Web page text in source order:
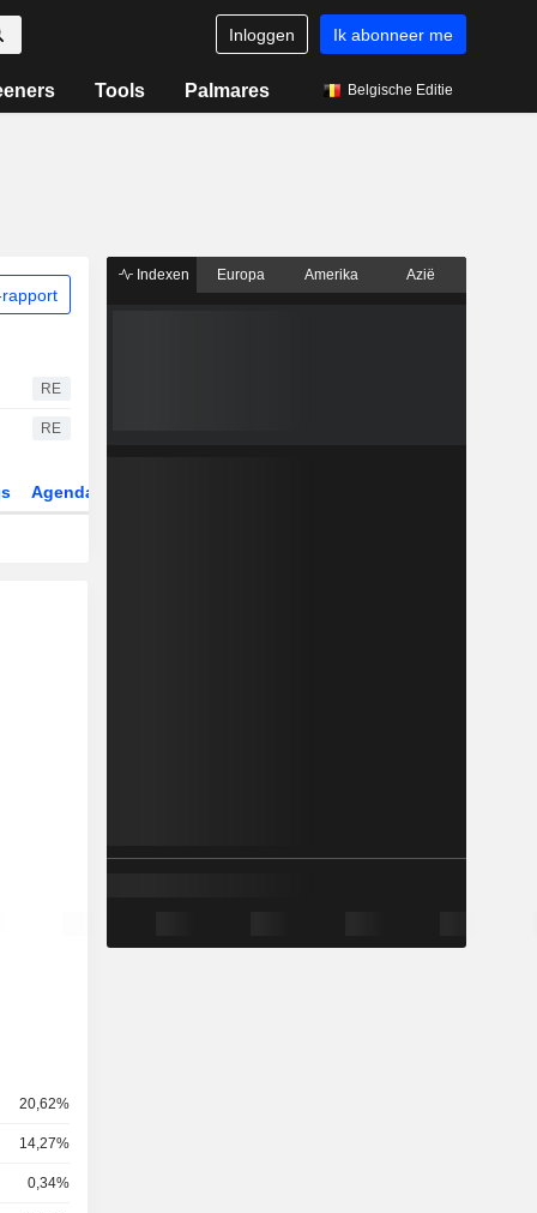
Inloggen Ik abonneer me
Tools Palmares Belgische Editie
RE
RE
Agenda
20,62%
14,27%
0,34%
Indexen Europa Amerika Azië